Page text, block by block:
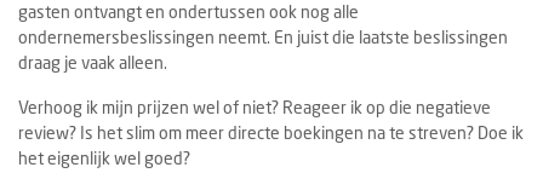
gasten ontvangt en ondertussen ook nog alle
ondernemersbeslissingen neemt. En juist die laatste beslissingen
draag je vaak alleen.
Verhoog ik mijn prijzen wel of niet? Reageer ik op die negatieve
review? Is het slim om meer directe boekingen na te streven? Doe ik
het eigenlijk wel goed?